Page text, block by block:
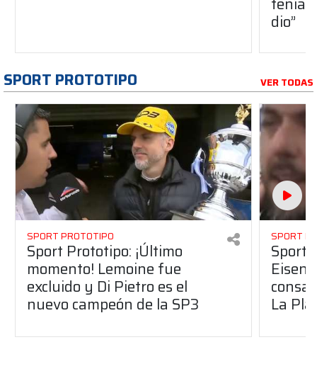
dio”
SPORT PROTOTIPO VER TODAS
SPORT PROTOTIPO
Sport Prototipo: ¡Último
momento! Lemoine fue
excluido y Di Pietro es el
nuevo campeón de la SP3
SPORT
Sport
La